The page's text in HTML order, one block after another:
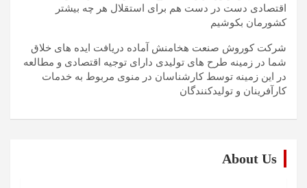
اقتصادی دست در دست هم برای استقلال هر چه بیشتر
کشورمان بکوشیم
شرکت کوروش صنعت هخامنش آماده دریافت ایده های خلاق
شما در زمینه طرح های تولیدی دارای توجیه اقتصادی و مطالعه
در این زمینه توسط کارشناسان در منوی مربوط به خدمات
کارآفرینان و تولیدکنندگان
About Us